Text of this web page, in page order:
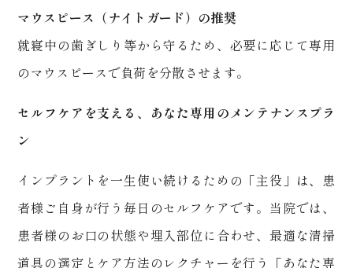
マウスピース（ナイトガード）の推奨
就寝中の歯ぎしり等から守るため、必要に応じて専用
のマウスピースで負荷を分散させます。
セルフケアを支える、あなた専用のメンテナンスプラ
ン
インプラントを一生使い続けるための「主役」は、患
者様ご自身が行う毎日のセルフケアです。当院では、
患者様のお口の状態や埋入部位に合わせ、最適な清掃
道具の選定とケア方法のレクチャーを行う「あなた専